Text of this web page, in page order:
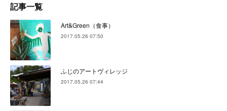
記事一覧
Art&Green（食事）
2017.05.26 07:50
ふじのアートヴィレッジ
2017.05.26 07:44